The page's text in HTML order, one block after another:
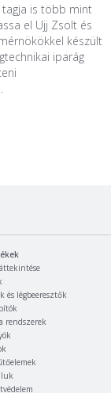
is több mint
el Ujj Zsolt és
készült
iparág
és légbeeresztők
rendszerek